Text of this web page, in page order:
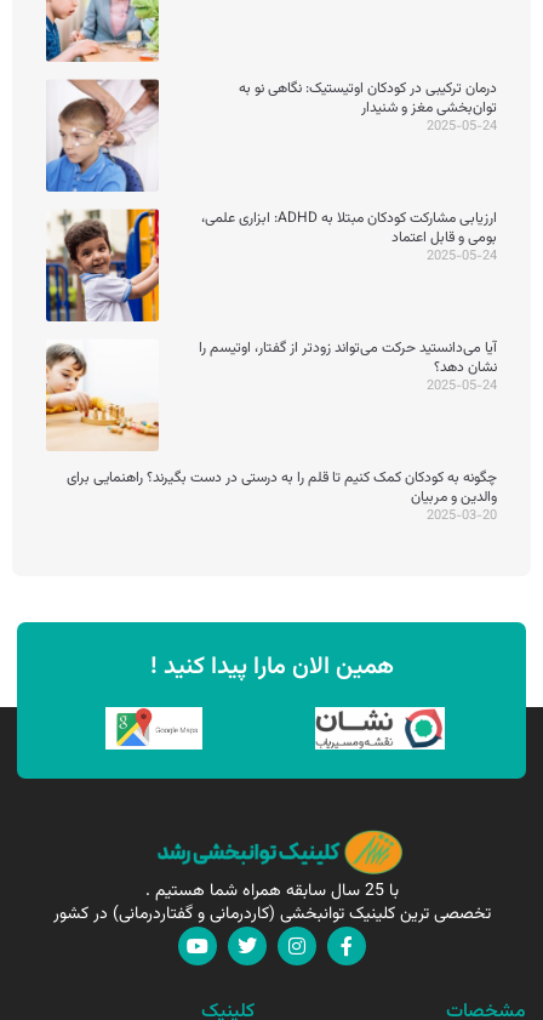
درمان ترکیبی در کودکان اوتیستیک: نگاهی نو به
توان‌بخشی مغز و شنیدار
2025-05-24
ارزیابی مشارکت کودکان مبتلا به ADHD: ابزاری علمی،
بومی و قابل اعتماد
2025-05-24
آیا می‌دانستید حرکت می‌تواند زودتر از گفتار، اوتیسم را
نشان دهد؟
2025-05-24
چگونه به کودکان کمک کنیم تا قلم را به درستی در دست بگیرند؟ راهنمایی برای
والدین و مربیان
2025-03-20
همین الان مارا پیدا کنید !
با 25 سال سابقه همراه شما هستیم .
تخصصی ترین کلینیک توانبخشی (کاردرمانی و گفتاردرمانی) در کشور
مشخصات کلینیک